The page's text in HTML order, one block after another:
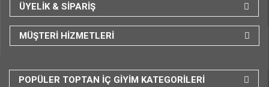
ÜYELİK & SİPARİŞ
MÜŞTERİ HİZMETLERİ
POPÜLER TOPTAN İÇ GİYİM KATEGORİLERİ